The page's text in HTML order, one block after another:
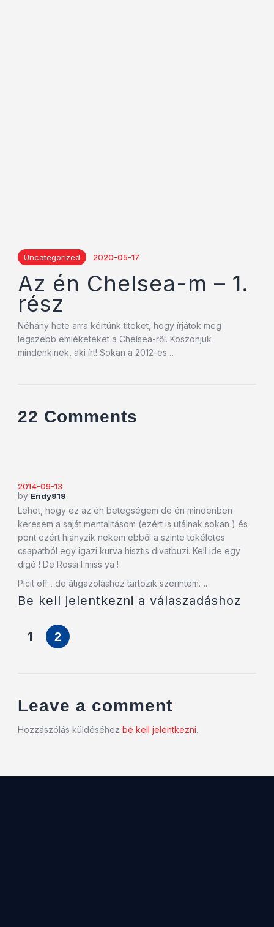
Uncategorized 2020-05-17
Az én Chelsea-m – 1.
rész
Néhány hete arra kértünk titeket, hogy írjátok meg
legszebb emléketeket a Chelsea-ről. Köszönjük
mindenkinek, aki írt! Sokan a 2012-es…
22 Comments
2014-09-13
by Endy919
Lehet, hogy ez az én betegségem de én mindenben
keresem a saját mentalitásom (ezért is utálnak sokan ) és
pont ezért hiányzik nekem ebből a szinte tökéletes
csapatból egy igazi kurva hisztis divatbuzi. Kell ide egy
digó ! De Rossi I miss ya !
Picit off , de átigazoláshoz tartozik szerintem….
Be kell jelentkezni a válaszadáshoz
1 2
Leave a comment
Hozzászólás küldéséhez be kell jelentkezni.